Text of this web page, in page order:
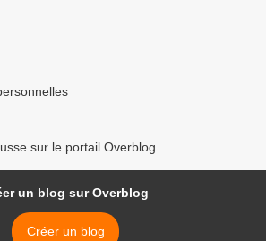
sur le portail Overblog
un blog sur Overblog
Créer un blog